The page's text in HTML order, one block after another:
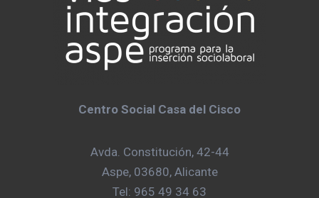
Centro Social Casa del Cisco
Avda. Constitución, 42-44
Aspe, 03680, Alicante
Tel: 965 49 34 63